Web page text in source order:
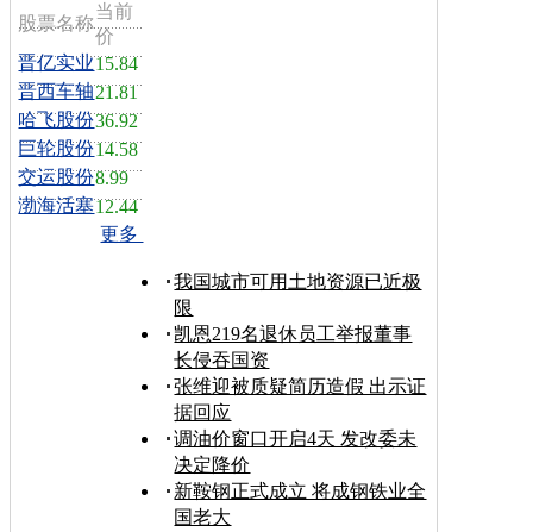
股票名称
当前
价
晋亿实业15.84
晋西车轴21.81
哈飞股份36.92
巨轮股份14.58
交运股份8.99
渤海活塞12.44
更多
我国城市可用土地资源已近极
限
凯恩219名退休员工举报董事
长侵吞国资
张维迎被质疑简历造假 出示证
据回应
调油价窗口开启4天 发改委未
决定降价
新鞍钢正式成立 将成钢铁业全
国老大